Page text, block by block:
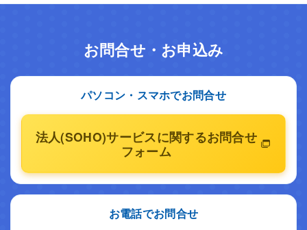
お問合せ・お申込み
パソコン・スマホでお問合せ
法人(SOHO)サービスに関するお問合せ
フォーム
お電話でお問合せ